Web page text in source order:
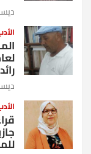
ديسمبر
ديسمبر